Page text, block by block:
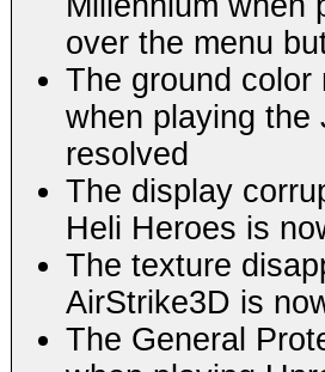
over the menu
The ground
when playing the
resolved
The display
Heli Heroes is
The texture
AirStrike3D is
The General